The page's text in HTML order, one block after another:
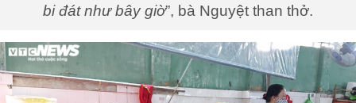
bi đát như bây giờ”, bà Nguyệt than thở.